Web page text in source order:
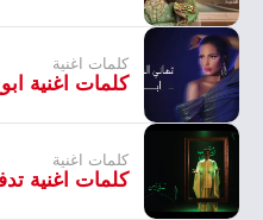
كلمات اغنية
كلمات اغنية
كلمات اغنية
كلمات اغنية